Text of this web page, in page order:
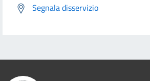
Segnala disservizio